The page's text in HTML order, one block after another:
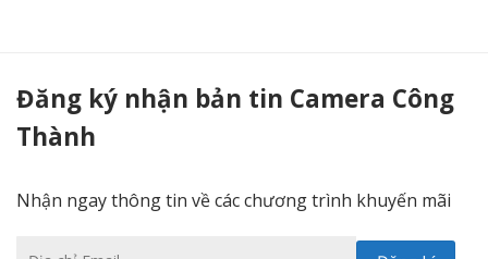
Đăng ký nhận bản tin Camera Công
Thành
Nhận ngay thông tin về các chương trình khuyến mãi